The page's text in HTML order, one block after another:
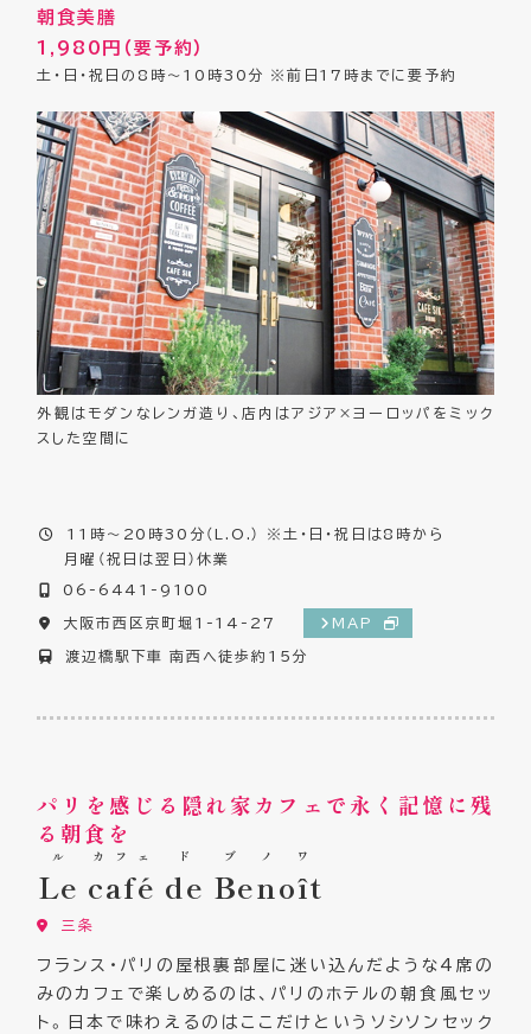
朝食美膳
1,980円（要予約）
土・日・祝日の8時～10時30分 ※前日17時までに要予約
外観はモダンなレンガ造り、店内はアジア×ヨーロッパをミック
スした空間に
11時～20時30分（L.O.） ※土・日・祝日は8時から
月曜（祝日は翌日）休業
06-6441-9100
大阪市西区京町堀1-14-27
MAP
渡辺橋駅下車 南西へ徒歩約15分
パリを感じる隠れ家カフェで永く記憶に残
る朝食を
Le
ル
café
カフェ
de
ド
Benoît
ブノワ
三条
フランス・パリの屋根裏部屋に迷い込んだような4席の
みのカフェで楽しめるのは、パリのホテルの朝食風セッ
ト。日本で味わえるのはここだけというソシソンセック